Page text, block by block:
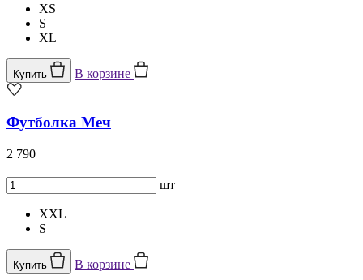
XS
S
XL
Купить В корзине
Футболка Меч
2 790
шт
XXL
S
Купить В корзине